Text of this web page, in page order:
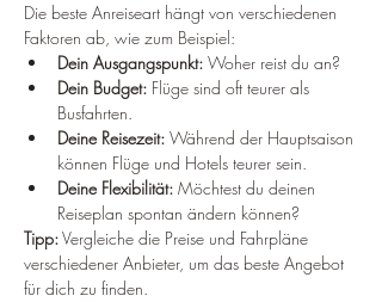
Die beste Anreiseart hängt von verschiedenen
Faktoren ab, wie zum Beispiel:
Dein Ausgangspunkt: Woher reist du an?
Dein Budget: Flüge sind oft teurer als
Busfahrten.
Deine Reisezeit: Während der Hauptsaison
können Flüge und Hotels teurer sein.
Deine Flexibilität: Möchtest du deinen
Reiseplan spontan ändern können?
Tipp: Vergleiche die Preise und Fahrpläne
verschiedener Anbieter, um das beste Angebot
für dich zu finden.